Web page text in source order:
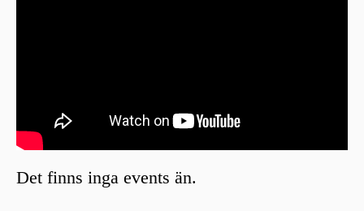
Det finns inga events än.